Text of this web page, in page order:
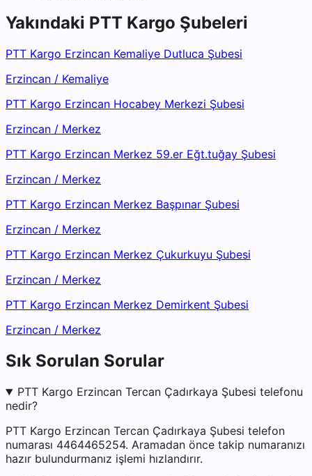
Yakındaki PTT Kargo Şubeleri
PTT Kargo Erzincan Kemaliye Dutluca Şubesi
Erzincan / Kemaliye
PTT Kargo Erzincan Hocabey Merkezi Şubesi
Erzincan / Merkez
PTT Kargo Erzincan Merkez 59.er Eğt.tuğay Şubesi
Erzincan / Merkez
PTT Kargo Erzincan Merkez Başpınar Şubesi
Erzincan / Merkez
PTT Kargo Erzincan Merkez Çukurkuyu Şubesi
Erzincan / Merkez
PTT Kargo Erzincan Merkez Demirkent Şubesi
Erzincan / Merkez
Sık Sorulan Sorular
PTT Kargo Erzincan Tercan Çadırkaya Şubesi telefonu
nedir?
PTT Kargo Erzincan Tercan Çadırkaya Şubesi telefon
numarası 4464465254. Aramadan önce takip numaranızı
hazır bulundurmanız işlemi hızlandırır.